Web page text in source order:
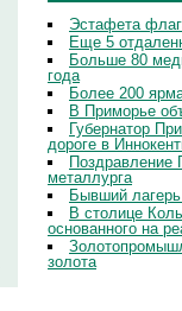
Эстафета
Еще 5
Больше 80
года
Более 200
В Приморье
Губернатор
дороге в
Поздравление
металлурга
Бывший лагерь
В столице
основанного на
золота